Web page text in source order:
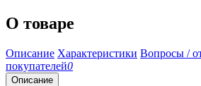
О товаре
Описание Характеристики Вопросы /
покупателей0
Описание